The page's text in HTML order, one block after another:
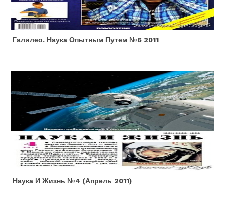
Галилео. Наука Опытным Путем №6 2011
Наука И Жизнь №4 (апрель 2011)